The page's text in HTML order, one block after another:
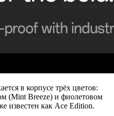
в корпусе трёх цветов:
(Mint Breeze) и фиолетовом
известен как Ace Edition.